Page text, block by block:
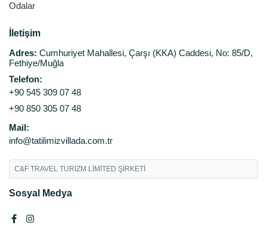
Odalar
İletişim
Adres: Cumhuriyet Mahallesi, Çarşı (KKA) Caddesi, No: 85/D,
Fethiye/Muğla
Telefon:
+90 545 309 07 48
+90 850 305 07 48
Mail:
info@tatilimizvillada.com.tr
C&F TRAVEL TURİZM LİMİTED ŞİRKETİ
Sosyal Medya